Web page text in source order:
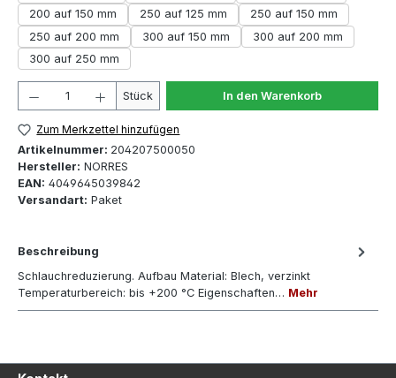
200 auf 150 mm
250 auf 125 mm
250 auf 150 mm
250 auf 200 mm
300 auf 150 mm
300 auf 200 mm
300 auf 250 mm
Produkt Anzahl: Gib den gewünschten Wert ein
Stück In den Warenkorb
Zum Merkzettel hinzufügen
Artikelnummer: 204207500050
Hersteller: NORRES
EAN: 4049645039842
Versandart: Paket
Beschreibung
Schlauchreduzierung. Aufbau Material: Blech, verzinkt
Temperaturbereich: bis +200 °C Eigenschaften… Mehr